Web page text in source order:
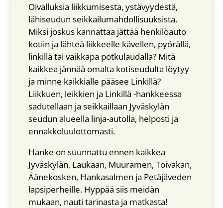
Oivalluksia liikkumisesta, ystävyydestä,
lähiseudun seikkailumahdollisuuksista.
Miksi joskus kannattaa jättää henkilöauto
kotiin ja lähteä liikkeelle kävellen, pyörällä,
linkillä tai vaikkapa potkulaudalla? Mitä
kaikkea jännää omalta kotiseudulta löytyy
ja minne kaikkialle pääsee Linkillä?
Liikkuen, leikkien ja Linkillä -hankkeessa
sadutellaan ja seikkaillaan Jyväskylän
seudun alueella linja-autolla, helposti ja
ennakkoluulottomasti.
Hanke on suunnattu ennen kaikkea
Jyväskylän, Laukaan, Muuramen, Toivakan,
Äänekosken, Hankasalmen ja Petäjäveden
lapsiperheille. Hyppää siis meidän
mukaan, nauti tarinasta ja matkasta!